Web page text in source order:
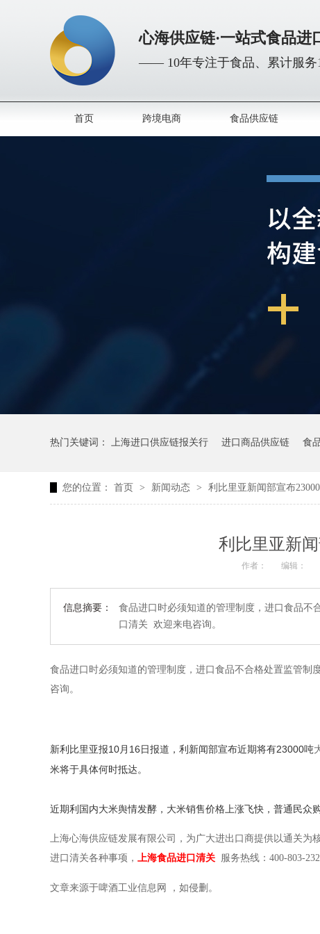
心海供应链·一站式食品进
—— 10年专注于食品、累计服
首页 跨境电商 食品供应链
热门关键词： 上海进口供应链报关行 进口商品供应链 食
您的位置： 首页 > 新闻动态 > 利比里亚新闻部宣布
利比里亚新
作者： 编辑：
信息摘要：
食品进口时必须知道的管理制度，进口食品不
口清关 欢迎来电咨询。
食品进口时必须知道的管理制度，进口食品不合格处置监管
咨询。
新利比里亚报10月16日报道，利新闻部宣布近期将有23000吨
米将于具体何时抵达。
近期利国内大米舆情发酵，大米销售价格上涨飞快，普通民众
上海心海供应链发展有限公司，为广大进出口商提供以通关
进口清关各种事项， 上海食品进口清关 服务热线： 400-803-
文章来源于啤酒工业信息网 ，如侵删。